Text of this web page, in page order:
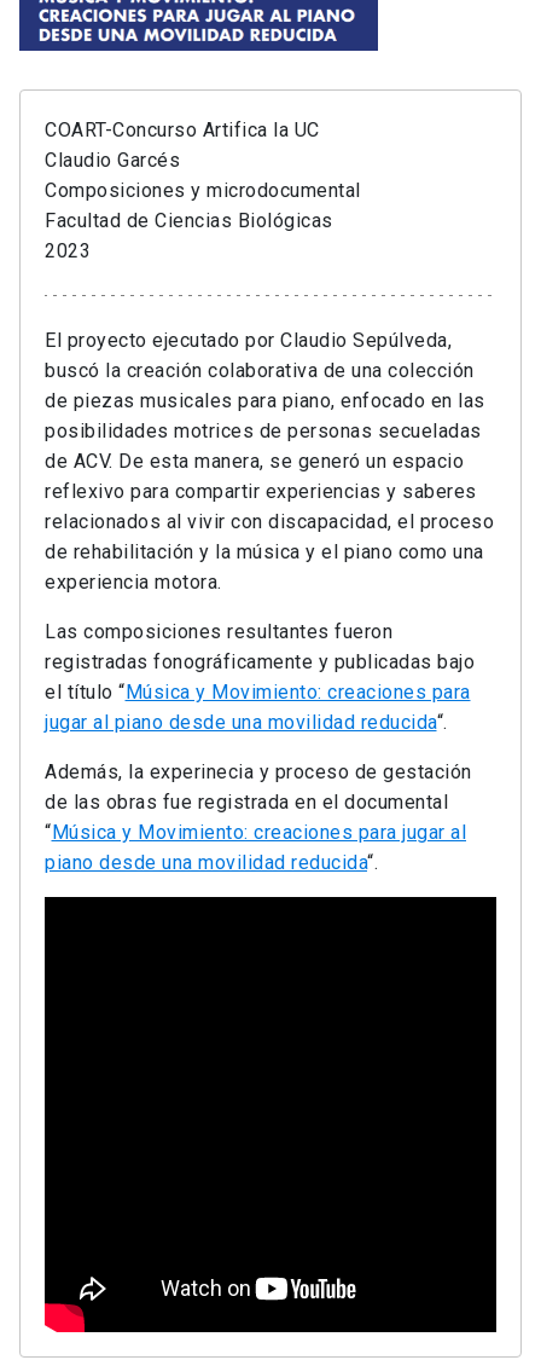
COART-Concurso Artifica la UC
Claudio Garcés
Composiciones y microdocumental
Facultad de Ciencias Biológicas
2023
El proyecto ejecutado por Claudio Sepúlveda,
buscó la creación colaborativa de una colección
de piezas musicales para piano, enfocado en las
posibilidades motrices de personas secueladas
de ACV. De esta manera, se generó un espacio
reflexivo para compartir experiencias y saberes
relacionados al vivir con discapacidad, el proceso
de rehabilitación y la música y el piano como una
experiencia motora.
Las composiciones resultantes fueron
registradas fonográficamente y publicadas bajo
el título “Música y Movimiento: creaciones para
jugar al piano desde una movilidad reducida“.
Además, la experinecia y proceso de gestación
de las obras fue registrada en el documental
“Música y Movimiento: creaciones para jugar al
piano desde una movilidad reducida“.